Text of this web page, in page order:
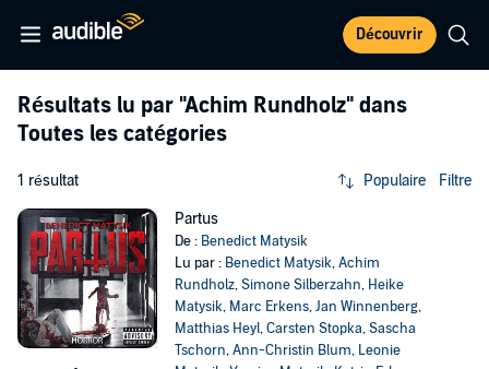
Découvrir
Résultats lu par "Achim Rundholz" dans
Toutes les catégories
1 résultat Populaire Filtre
Partus
De : Benedict Matysik
Lu par : Benedict Matysik,Achim
Rundholz,Simone Silberzahn, Heike
Matysik, Marc Erkens,Jan Winnenberg,
Matthias Heyl,Carsten Stopka,Sascha
Tschorn,Ann-Christin Blum, Leonie